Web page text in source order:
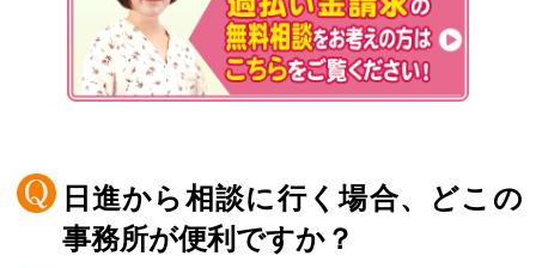
日進から相談に行く場合、どこの
事務所が便利ですか？